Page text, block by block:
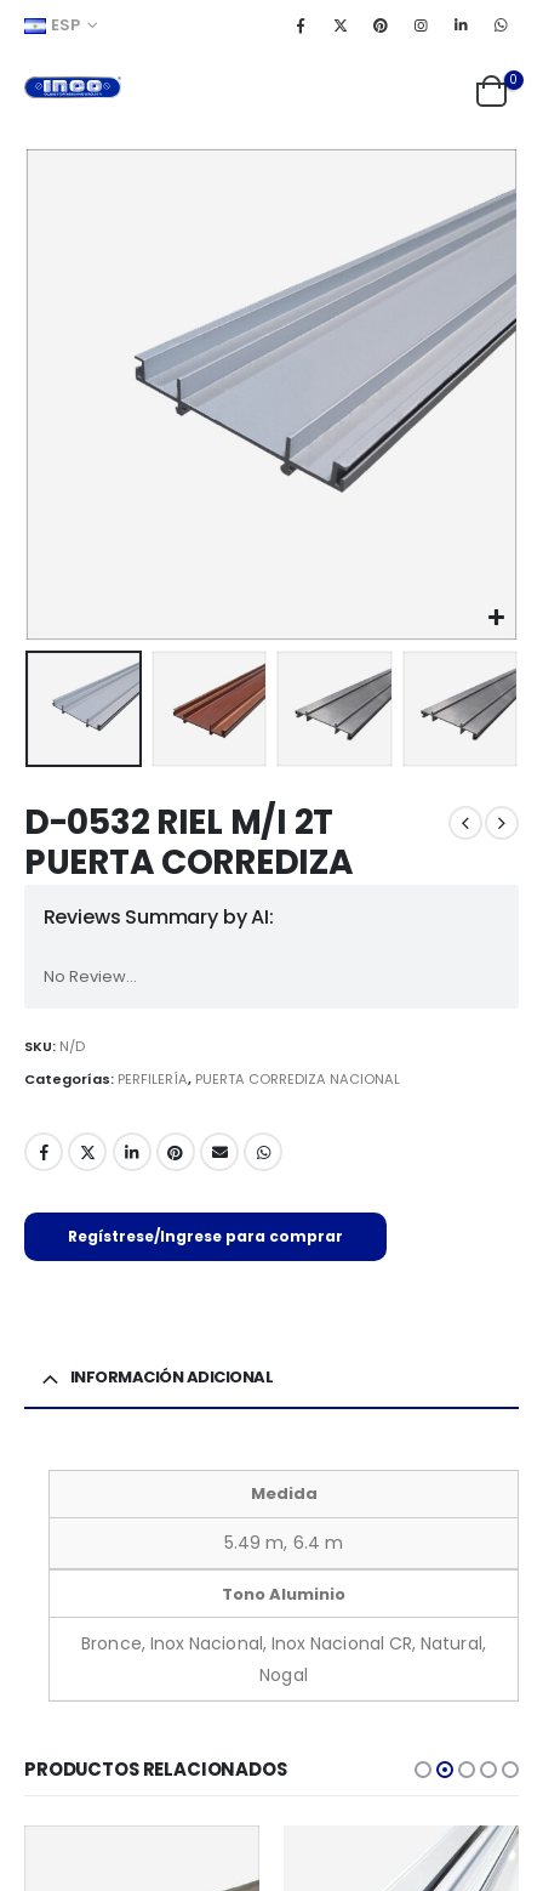
ESP
0
D-0532 RIEL M/I 2T
PUERTA CORREDIZA
Reviews Summary by AI:
No Review...
SKU: N/D
Categorías: PERFILERÍA, PUERTA CORREDIZA NACIONAL
Regístrese/Ingrese para comprar
INFORMACIÓN ADICIONAL
Medida
5.49 m, 6.4 m
Tono Aluminio
Bronce, Inox Nacional, Inox Nacional CR, Natural,
Nogal
PRODUCTOS RELACIONADOS